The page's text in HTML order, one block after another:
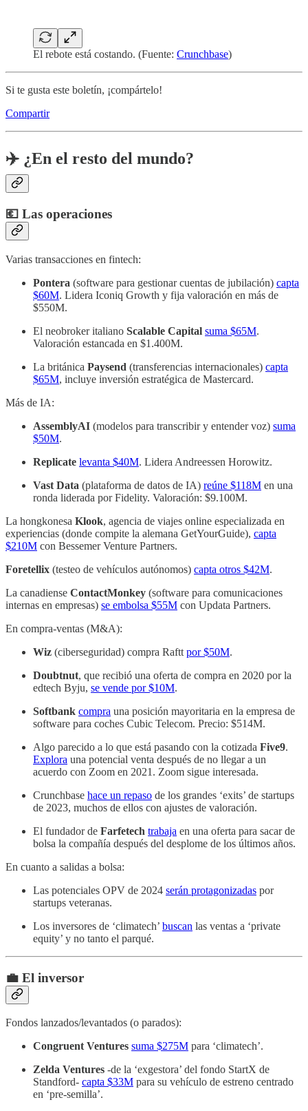
El rebote está costando. (Fuente: Crunchbase)
Si te gusta este boletín, ¡compártelo!
Compartir
✈️ ¿En el resto del mundo?
💶 Las operaciones
Varias transacciones en fintech:
Pontera (software para gestionar cuentas de jubilación) capta
$60M. Lidera Iconiq Growth y fija valoración en más de
$550M.
El neobroker italiano Scalable Capital suma $65M.
Valoración estancada en $1.400M.
La británica Paysend (transferencias internacionales) capta
$65M, incluye inversión estratégica de Mastercard.
Más de IA:
AssemblyAI (modelos para transcribir y entender voz) suma
$50M.
Replicate levanta $40M. Lidera Andreessen Horowitz.
Vast Data (plataforma de datos de IA) reúne $118M en una
ronda liderada por Fidelity. Valoración: $9.100M.
La hongkonesa Klook, agencia de viajes online especializada en
experiencias (donde compite la alemana GetYourGuide), capta
$210M con Bessemer Venture Partners.
Foretellix (testeo de vehículos autónomos) capta otros $42M.
La canadiense ContactMonkey (software para comunicaciones
internas en empresas) se embolsa $55M con Updata Partners.
En compra-ventas (M&A):
Wiz (ciberseguridad) compra Raftt por $50M.
Doubtnut, que recibió una oferta de compra en 2020 por la
edtech Byju, se vende por $10M.
Softbank compra una posición mayoritaria en la empresa de
software para coches Cubic Telecom. Precio: $514M.
Algo parecido a lo que está pasando con la cotizada Five9.
Explora una potencial venta después de no llegar a un
acuerdo con Zoom en 2021. Zoom sigue interesada.
Crunchbase hace un repaso de los grandes ‘exits’ de startups
de 2023, muchos de ellos con ajustes de valoración.
El fundador de Farfetech trabaja en una oferta para sacar de
bolsa la compañía después del desplome de los últimos años.
En cuanto a salidas a bolsa:
Las potenciales OPV de 2024 serán protagonizadas por
startups veteranas.
Los inversores de ‘climatech’ buscan las ventas a ‘private
equity’ y no tanto el parqué.
💼 El inversor
Fondos lanzados/levantados (o parados):
Congruent Ventures suma $275M para ‘climatech’.
Zelda Ventures -de la ‘exgestora’ del fondo StartX de
Standford- capta $33M para su vehículo de estreno centrado
en ‘pre-semilla’.